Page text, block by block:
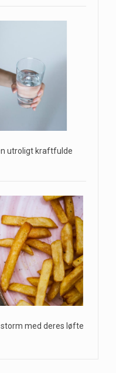
utroligt kraftfulde
med deres løfte